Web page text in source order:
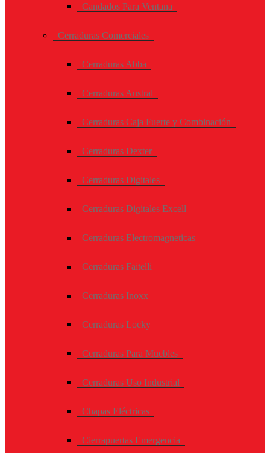
Candados Para Ventana
Cerraduras Comerciales
Cerraduras Abba
Cerraduras Austral
Cerraduras Caja Fuerte y Combinación
Cerraduras Dexter
Cerraduras Digitales
Cerraduras Digitales Excell
Cerraduras Electromagneticas
Cerraduras Faitelli
Cerraduras Inoxx
Cerraduras Locky
Cerraduras Para Muebles
Cerraduras Uso Industrial
Chapas Eléctricas
Cierrapuertas Emergencia